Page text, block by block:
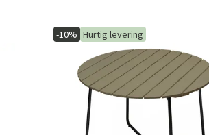
-10% Hurtig levering